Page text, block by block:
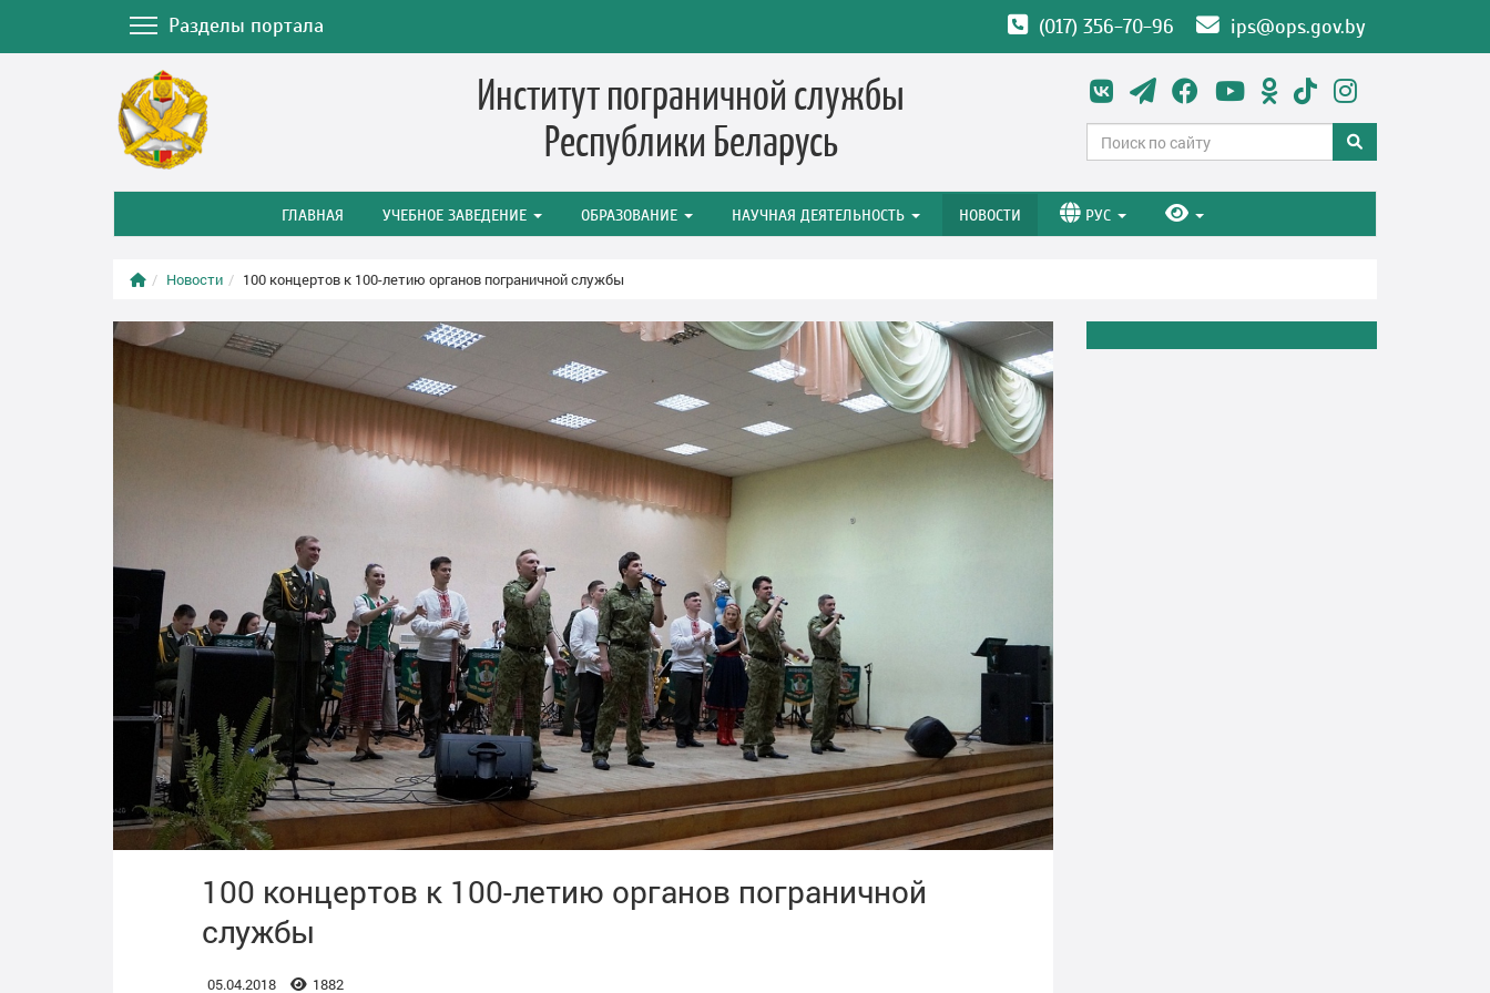
Разделы портала (017) 356-70-96 ips@ops.gov.by
Институт пограничной службы
Республики Беларусь
ГЛАВНАЯ УЧЕБНОЕ ЗАВЕДЕНИЕ ОБРАЗОВАНИЕ НАУЧНАЯ ДЕЯТЕЛЬНОСТЬ НОВОСТИ РУС
Новости 100 концертов к 100-летию органов пограничной службы
100 концертов к 100-летию органов пограничной
службы
05.04.2018 1882